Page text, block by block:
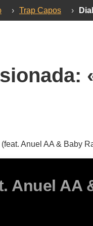
› Trap Capos ›
Anuel AA & Baby
Anuel AA